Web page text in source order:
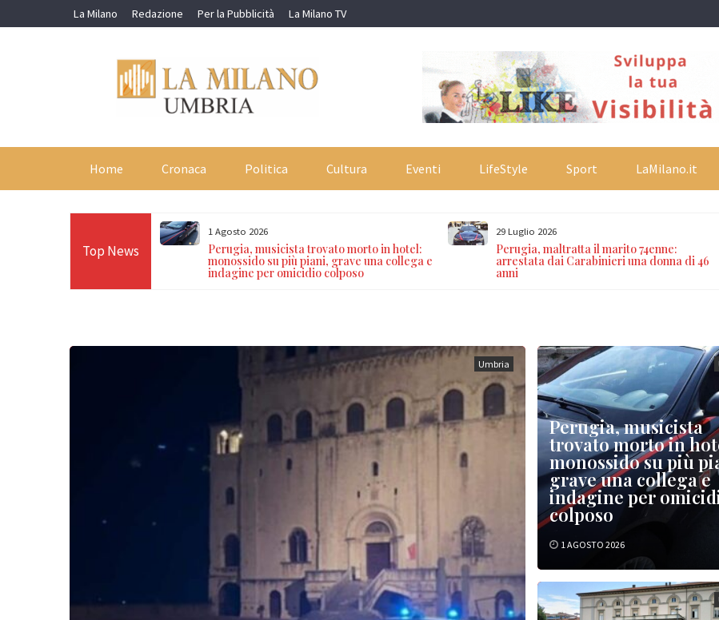
to
La Milano Redazione Per la Pubblicità La Milano TV
Home Cronaca Politica Cultura Eventi LifeStyle Sport LaMilano.it
Top News
dei Carabinieri nel
per guida in stato
1 Agosto 2026
Perugia, musicista trovato morto in hotel:
monossido su più piani, grave una collega e
indagine per omicidio colposo
29 Luglio 2026
Perugia, maltratta il marito 74enne:
arrestata dai Carabinieri una donna di 46
anni
Umbria
Perugia, musicista
trovato morto in
monossido su più
grave una collega e
indagine per
colposo
1 AGOSTO 2026